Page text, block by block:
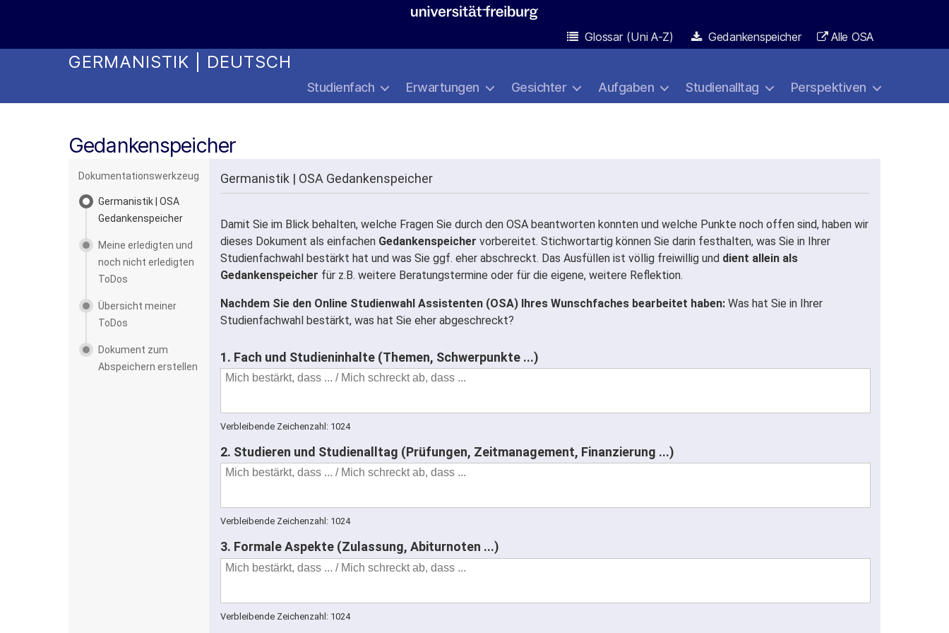
Glossar (Uni A-Z) Gedankenspeicher Alle OSA
GERMANISTIK | DEUTSCH
Studienfach Erwartungen Gesichter Aufgaben Studienalltag Perspektiven
Gedankenspeicher